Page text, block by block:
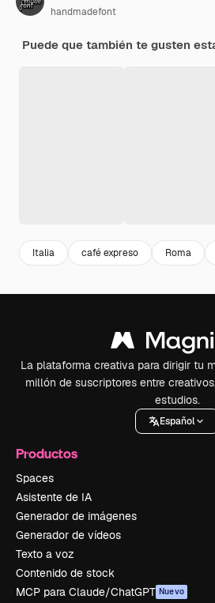
handmadefont
Puede que también te gusten
Italia café expreso Roma
La plataforma creativa para dirigir tu
millón de suscriptores entre
estudios.
Español
Productos
Spaces
Asistente de IA
Generador de imágenes
Generador de vídeos
Texto a voz
Contenido de stock
MCP para Claude/ChatGPT Nuevo